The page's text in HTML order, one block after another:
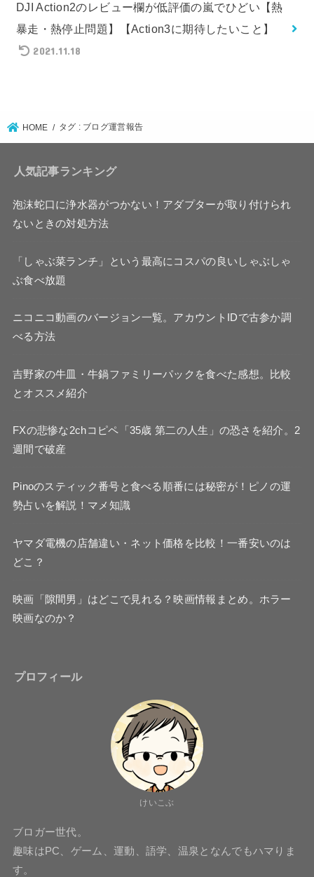
DJI Action2のレビュー欄が低評価の嵐でひどい【熱
暴走・熱停止問題】【Action3に期待したいこと】
2021.11.18
HOME タグ : ブログ運営報告
人気記事ランキング
泡沫蛇口に浄水器がつかない！アダプターが取り付けられ
ないときの対処方法
「しゃぶ菜ランチ」という最高にコスパの良いしゃぶしゃ
ぶ食べ放題
ニコニコ動画のバージョン一覧。アカウントIDで古参か調
べる方法
吉野家の牛皿・牛鍋ファミリーパックを食べた感想。比較
とオススメ紹介
FXの悲惨な2chコピペ「35歳 第二の人生」の恐さを紹介。2
週間で破産
Pinoのスティック番号と食べる順番には秘密が！ピノの運
勢占いを解説！マメ知識
ヤマダ電機の店舗違い・ネット価格を比較！一番安いのは
どこ？
映画「隙間男」はどこで見れる？映画情報まとめ。ホラー
映画なのか？
プロフィール
けいこぶ
ブロガー世代。
趣味はPC、ゲーム、運動、語学、温泉となんでもハマりま
す。